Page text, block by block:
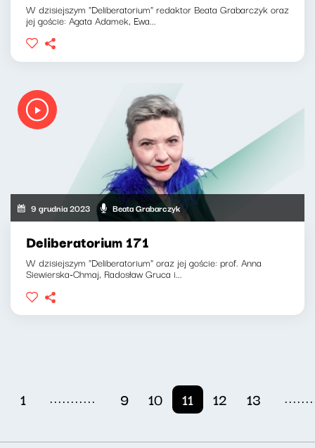
W dzisiejszym "Deliberatorium" redaktor Beata Grabarczyk oraz
jej goście: Agata Adamek, Ewa...
9 grudnia 2023 Beata Grabarczyk
Deliberatorium 171
W dzisiejszym "Deliberatorium" oraz jej goście: prof. Anna
Siewierska-Chmaj, Radosław Gruca i...
1 ........... 9 10 11 12 13